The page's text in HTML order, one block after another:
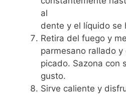
al
dente y el líquido se
Retira del fuego y
parmesano rallado y
picado. Sazona con
gusto.
Sirve caliente y